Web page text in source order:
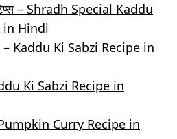
– Shradh Special Kaddu
in Hindi
– Kaddu Ki Sabzi Recipe in
Ki Sabzi Recipe in
Pumpkin Curry Recipe in